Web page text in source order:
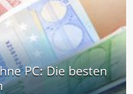
PC: Die besten